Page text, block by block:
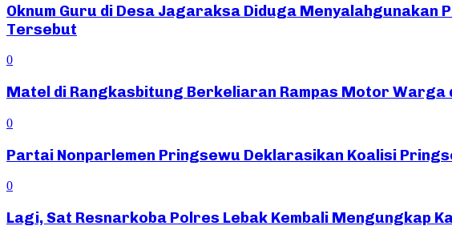
Oknum Guru di Desa Jagaraksa Diduga Menyalahgunakan
Tersebut
0
Matel di Rangkasbitung Berkeliaran Rampas Motor Warga
0
Partai Nonparlemen Pringsewu Deklarasikan Koalisi
0
Lagi, Sat Resnarkoba Polres Lebak Kembali Mengungkap